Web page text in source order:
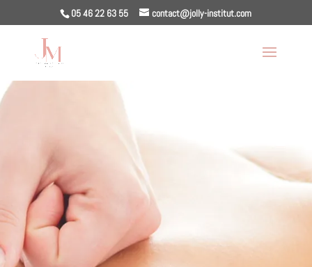
05 46 22 63 55 contact@jolly-institut.com